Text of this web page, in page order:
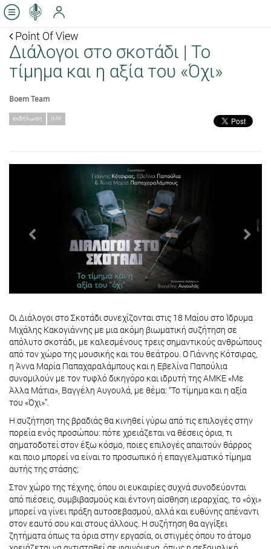
Point Of View
Διάλογοι στο σκοτάδι | Το
τίμημα και η αξία του «Όχι»
Boem Team
εκδήλωση ΙΜΚ
Οι Διάλογοι στο Σκοτάδι συνεχίζονται στις 18 Μαίου στο Ίδρυμα
Μιχάλης Κακογιάννης με μια ακόμη βιωματική συζήτηση σε
απόλυτο σκοτάδι, με καλεσμένους τρεις σημαντικούς ανθρώπους
από τον χώρο της μουσικής και του θεάτρου. Ο Γιάννης Κότσιρας,
η Άννα Μαρία Παπαχαραλάμπους και η Εβελίνα Παπούλια
συνομιλούν με τον τυφλό δικηγόρο και ιδρυτή της ΑΜΚΕ «Με
Άλλα Μάτια», Βαγγέλη Αυγουλά, με θέμα: “Το τίμημα και η αξία
του «Όχι»”.
Η συζήτηση της βραδιάς θα κινηθεί γύρω από τις επιλογές στην
πορεία ενός προσώπου: πότε χρειάζεται να θέσεις όρια, τι
σηματοδοτεί στον έξω κόσμο, ποιες επιλογές απαιτούν θάρρος
και ποιο μπορεί να είναι το προσωπικό ή επαγγελματικό τίμημα
αυτής της στάσης;
Στον χώρο της τέχνης, όπου οι ευκαιρίες συχνά συνοδεύονται
από πιέσεις, συμβιβασμούς και έντονη αίσθηση ιεραρχίας, το «όχι»
μπορεί να γίνει πράξη αυτοσεβασμού, αλλά και ευθύνης απέναντι
στον εαυτό σου και στους άλλους. Η συζήτηση θα αγγίξει
ζητήματα όπως τα όρια στην εργασία, οι στιγμές όπου το άτομο